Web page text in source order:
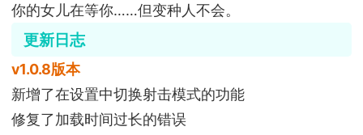
你的女儿在等你……但变种人不会。
更新日志
v1.0.8版本
新增了在设置中切换射击模式的功能
修复了加载时间过长的错误